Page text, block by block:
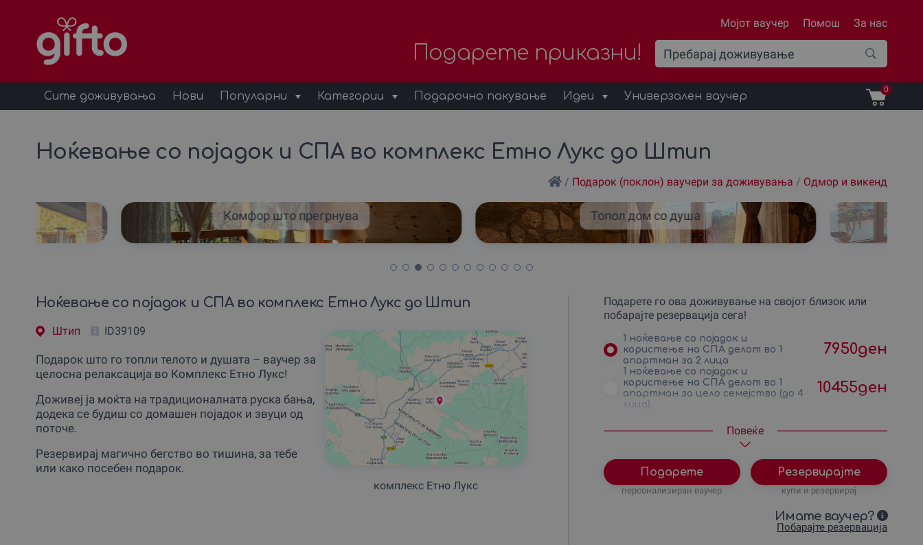
Мојот ваучер Помош За нас
Подарете приказни!
Сите доживувања Нови Популарни Категории Подарочно пакување Идеи Универзален ваучер
0
Ноќевање со појадок и СПА во комплекс Етно Лукс до Штип
/ Подарок (поклон) ваучери за доживувања / Одмор и викенд
Комфор што прегрнува Топол дом со душа
Ноќевање со појадок и СПА во комплекс Етно Лукс до Штип
Штип ID39109
комплекс Етно Лукс
Подарок што го топли телото и душата – ваучер за
целосна релаксација во Комплекс Етно Лукс!
Доживеј ја моќта на традиционалната руска бања,
додека се будиш со домашен појадок и звуци од
поточе.
Резервирај магично бегство во тишина, за тебе
или како посебен подарок.
Подарете го ова доживување на својот близок или
побарајте резервација сега!
1 ноќевање со појадок и
користење на СПА делот во 1
апартман за 2 лица
7950ден
1 ноќевање со појадок и
користење на СПА делот во 1
апартман за цело семејство (до 4
лица)
10455ден
користење на СПА делот во 1
апартман за друштво (до 4 лица)
12915ден
Повеќе
Подарете
персонализиран ваучер
Резервирајте
купи и резервирај
Имате ваучер?
Побарајте резервација